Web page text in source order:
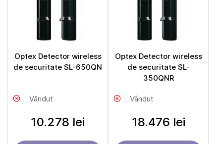
Optex Detector wireless
de securitate SL-650QN
Vândut
10.278 lei
Optex Detector wireless
de securitate SL-
350QNR
Vândut
18.476 lei